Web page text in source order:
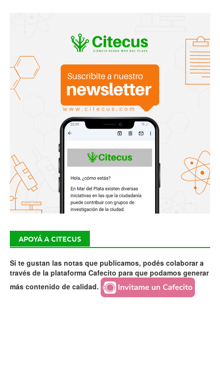
APOYÁ A CITECUS
Si te gustan las notas que publicamos, podés colaborar a
través de la plataforma Cafecito para que podamos generar
más contenido de calidad.